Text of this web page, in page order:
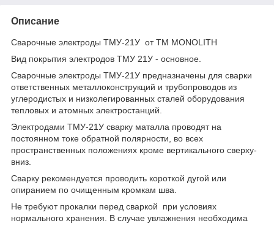
Описание
Сварочные электроды ТМУ-21У от TM MONOLITH
Вид покрытия электродов ТМУ 21У - основное.
Сварочные электроды ТМУ-21У предназначены для сварки
ответственных металлоконструкций и трубопроводов из
углеродистых и низколегированных сталей оборудования
тепловых и атомных электростанций.
Электродами ТМУ-21У сварку маталла проводят на
постоянном токе обратной полярности, во всех
пространственных положениях кроме вертикального сверху-
вниз.
Сварку рекомендуется проводить короткой дугой или
опиранием по очищенным кромкам шва.
Не требуют прокалки перед сваркой при условиях
нормального хранения. В случае увлажнения необходима